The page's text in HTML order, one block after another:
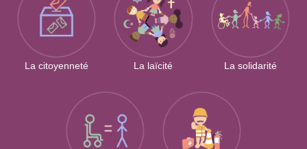
La citoyenneté La laïcité La solidarité